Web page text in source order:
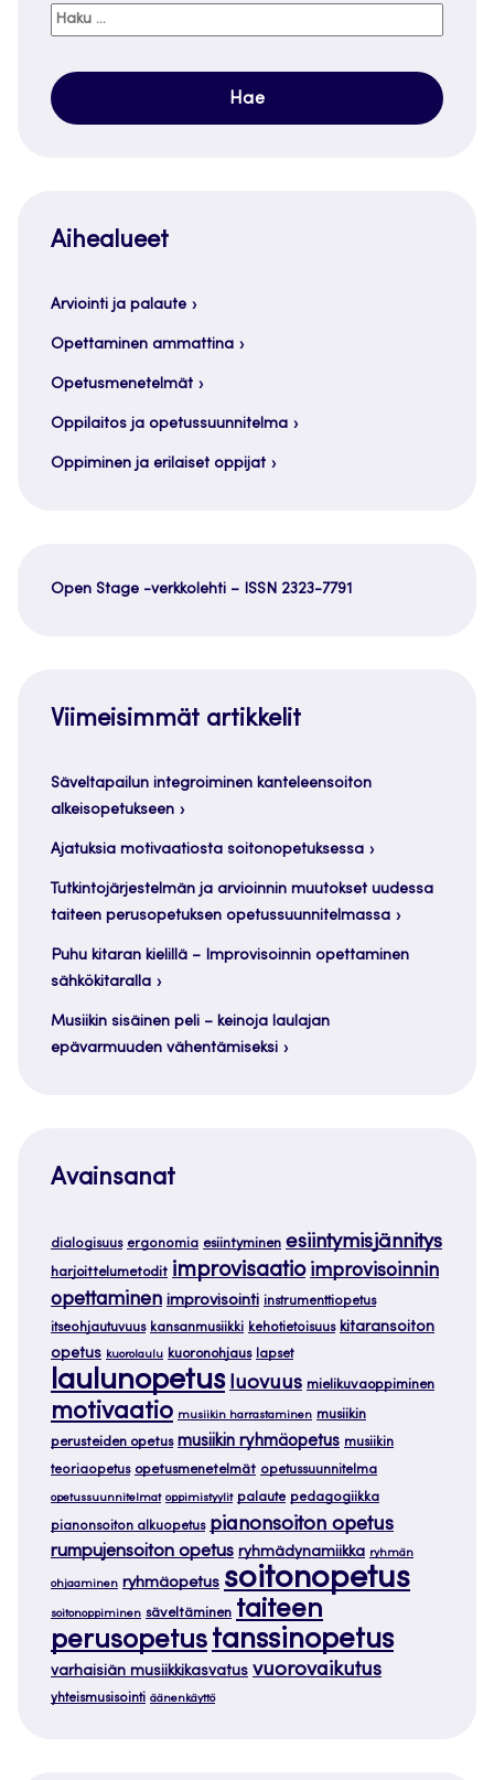
Haku:
Aihealueet
Arviointi ja palaute
Opettaminen ammattina
Opetusmenetelmät
Oppilaitos ja opetussuunnitelma
Oppiminen ja erilaiset oppijat
Open Stage -verkkolehti – ISSN 2323-7791
Viimeisimmät artikkelit
Säveltapailun integroiminen kanteleensoiton
alkeisopetukseen
Ajatuksia motivaatiosta soitonopetuksessa
Tutkintojärjestelmän ja arvioinnin muutokset uudessa
taiteen perusopetuksen opetussuunnitelmassa
Puhu kitaran kielillä – Improvisoinnin opettaminen
sähkökitaralla
Musiikin sisäinen peli – keinoja laulajan
epävarmuuden vähentämiseksi
Avainsanat
dialogisuus ergonomia esiintyminen esiintymisjännitys
harjoittelumetodit improvisaatio improvisoinnin
opettaminen improvisointi instrumenttiopetus
itseohjautuvuus kansanmusiikki kehotietoisuus kitaransoiton
opetus kuorolaulu kuoronohjaus lapset
laulunopetus luovuus mielikuvaoppiminen
motivaatio musiikin harrastaminen musiikin
perusteiden opetus musiikin ryhmäopetus musiikin
teoriaopetus opetusmenetelmät opetussuunnitelma
opetussuunnitelmat oppimistyylit palaute pedagogiikka
pianonsoiton alkuopetus pianonsoiton opetus
rumpujensoiton opetus ryhmädynamiikka ryhmän
ohjaaminen ryhmäopetus soitonopetus
soitonoppiminen säveltäminen taiteen
perusopetus tanssinopetus
varhaisiän musiikkikasvatus vuorovaikutus
yhteismusisointi äänenkäyttö